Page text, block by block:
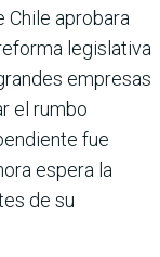
Chile aprobara
legislativa
empresas
el rumbo
fue
espera la
de su